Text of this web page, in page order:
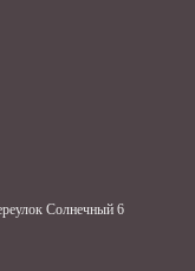
Солнечный 6